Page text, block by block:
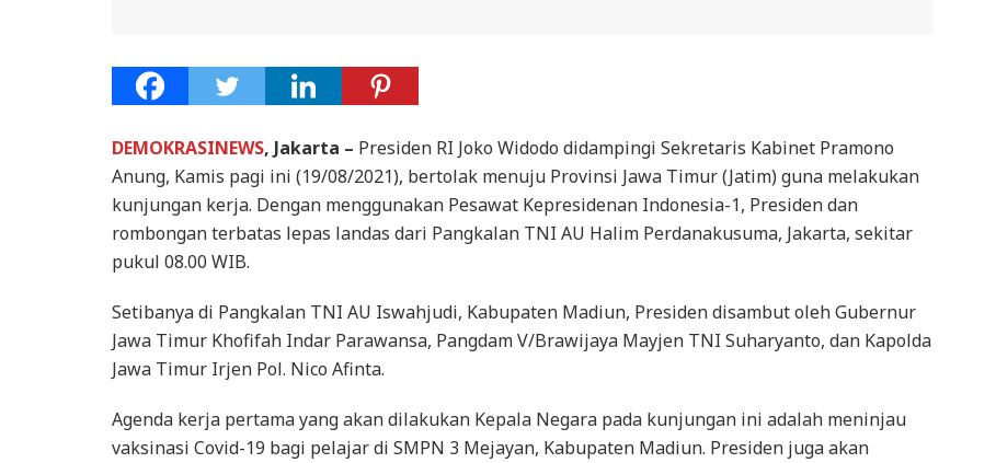
DEMOKRASINEWS, Jakarta – Presiden RI Joko Widodo didampingi Sekretaris Kabinet Pramono
Anung, Kamis pagi ini (19/08/2021), bertolak menuju Provinsi Jawa Timur (Jatim) guna melakukan
kunjungan kerja. Dengan menggunakan Pesawat Kepresidenan Indonesia-1, Presiden dan
rombongan terbatas lepas landas dari Pangkalan TNI AU Halim Perdanakusuma, Jakarta, sekitar
pukul 08.00 WIB.
Setibanya di Pangkalan TNI AU Iswahjudi, Kabupaten Madiun, Presiden disambut oleh Gubernur
Jawa Timur Khofifah Indar Parawansa, Pangdam V/Brawijaya Mayjen TNI Suharyanto, dan Kapolda
Jawa Timur Irjen Pol. Nico Afinta.
Agenda kerja pertama yang akan dilakukan Kepala Negara pada kunjungan ini adalah meninjau
vaksinasi Covid-19 bagi pelajar di SMPN 3 Mejayan, Kabupaten Madiun. Presiden juga akan